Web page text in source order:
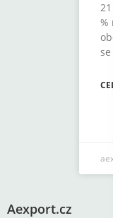
%
Aexport.cz